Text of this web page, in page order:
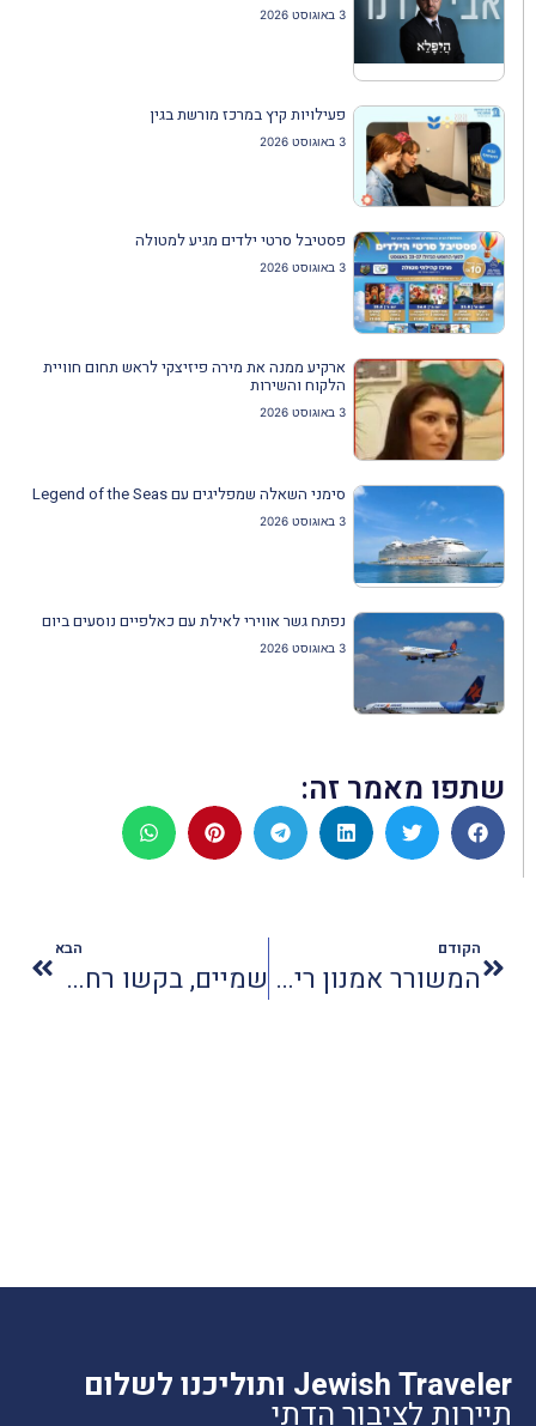
3 באוגוסט 2026
פעילויות קיץ במרכז מורשת בגין
3 באוגוסט 2026
פסטיבל סרטי ילדים מגיע למטולה
3 באוגוסט 2026
ארקיע ממנה את מירה פיזיצקי לראש תחום חוויית
הלקוח והשירות
3 באוגוסט 2026
סימני השאלה שמפליגים עם Legend of the Seas
3 באוגוסט 2026
נפתח גשר אווירי לאילת עם כאלפיים נוסעים ביום
3 באוגוסט 2026
שתפו מאמר זה:
הקודם
המשורר אמנון ריבק מספיד בחרוזים את הסופר מאיר שלו
הבא
שמיים, בקשו רחמים
Jewish Traveler ותוליכנו לשלום
תיירות לציבור הדתי